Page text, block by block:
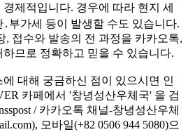
제적입니다. 경우에 따라 현지 세
부가세 등이 발생할 수도 있습니다.
, 접수와 발송의 전 과정을 카카오톡,
므로 정확하고 믿을 수 있습니다.
대해 궁금하신 점이 있으시면 인
카페에서 '창녕성산우체국' 을 검
/ 카카오톡 채널-창녕성산우체
모바일(+82 0506 944 5080)으